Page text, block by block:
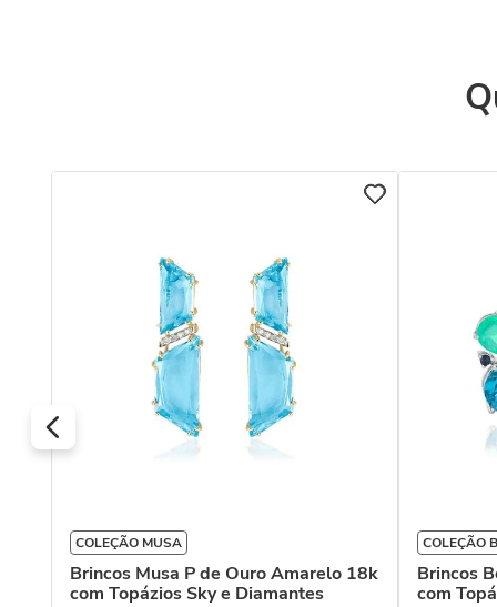
COLEÇÃO MUSA
Brincos Musa P de Ouro Amarelo 18k
com Topázios Sky e Diamantes
COLEÇÃO
Brincos
com